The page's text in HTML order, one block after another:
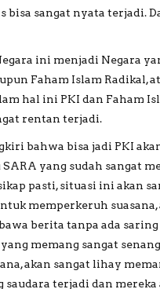
bisa sangat nyata terjadi.
ini menjadi Negara
Faham Islam Radikal,
hal ini PKI dan Faham
rentan terjadi.
bahwa bisa jadi PKI
yang sudah sangat
pasti, situasi ini akan
memperkeruh
berita tanpa ada
memang sangat
akan sangat lihay
saudara terjadi dan